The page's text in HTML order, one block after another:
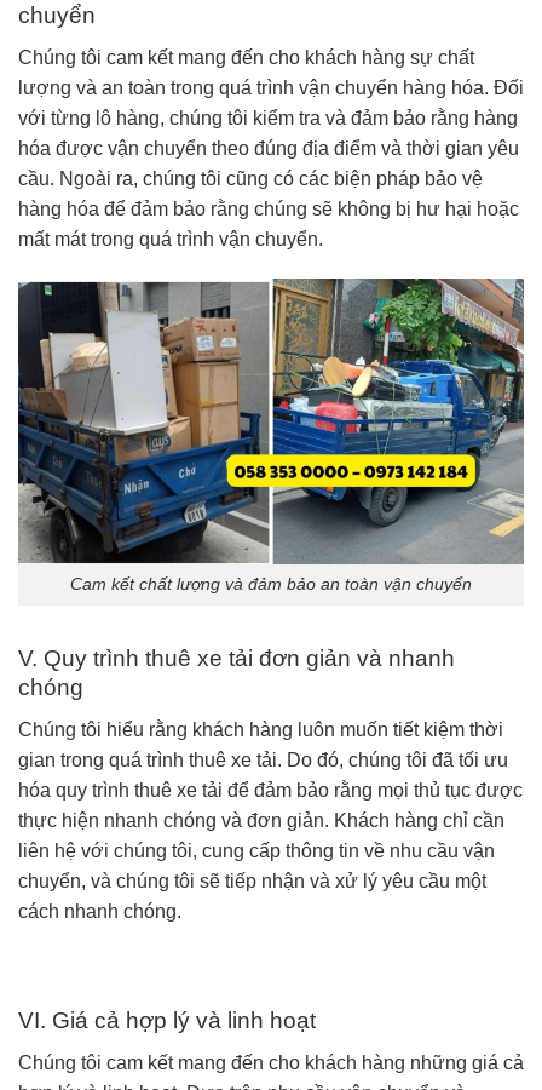
chuyển
Chúng tôi cam kết mang đến cho khách hàng sự chất
lượng và an toàn trong quá trình vận chuyển hàng hóa. Đối
với từng lô hàng, chúng tôi kiểm tra và đảm bảo rằng hàng
hóa được vận chuyển theo đúng địa điểm và thời gian yêu
cầu. Ngoài ra, chúng tôi cũng có các biện pháp bảo vệ
hàng hóa để đảm bảo rằng chúng sẽ không bị hư hại hoặc
mất mát trong quá trình vận chuyển.
Cam kết chất lượng và đảm bảo an toàn vận chuyển
V. Quy trình thuê xe tải đơn giản và nhanh
chóng
Chúng tôi hiểu rằng khách hàng luôn muốn tiết kiệm thời
gian trong quá trình thuê xe tải. Do đó, chúng tôi đã tối ưu
hóa quy trình thuê xe tải để đảm bảo rằng mọi thủ tục được
thực hiện nhanh chóng và đơn giản. Khách hàng chỉ cần
liên hệ với chúng tôi, cung cấp thông tin về nhu cầu vận
chuyển, và chúng tôi sẽ tiếp nhận và xử lý yêu cầu một
cách nhanh chóng.
VI. Giá cả hợp lý và linh hoạt
Chúng tôi cam kết mang đến cho khách hàng những giá cả